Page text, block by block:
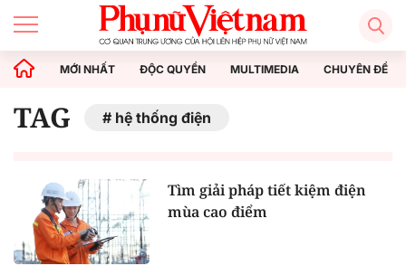
MỚI NHẤT ĐỘC QUYỀN MULTIMEDIA CHUYÊN ĐỀ
TAG hệ thống điện
Tìm giải pháp tiết kiệm điện
mùa cao điểm